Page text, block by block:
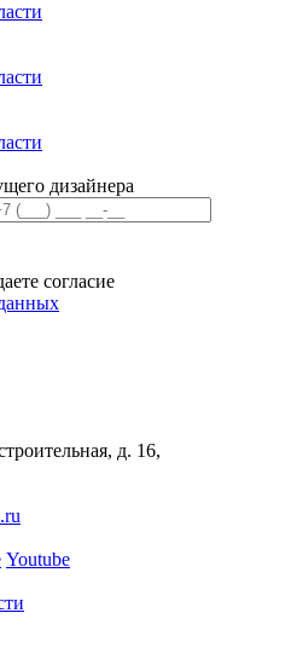
дизайнера
согласие
д. 16,
Youtube